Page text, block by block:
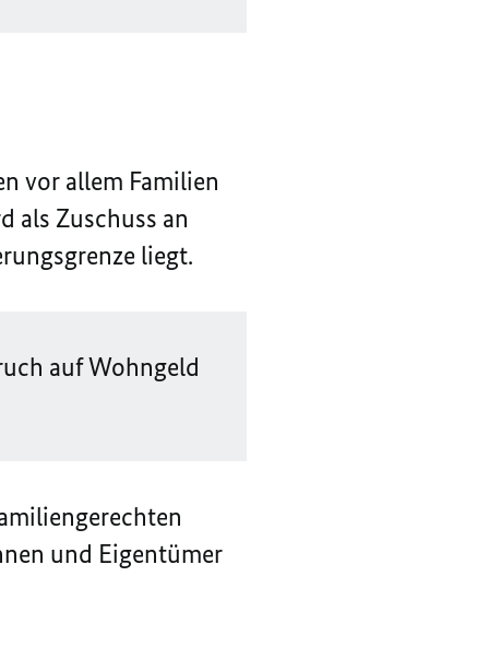
vor allem Familien
als Zuschuss an
liegt.
auf Wohngeld
und Eigentümer